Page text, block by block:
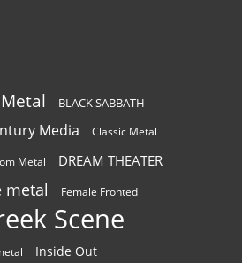
BLACK SABBATH
Media Classic Metal
Metal DREAM THEATER
metal Female Fronted
Scene
Inside Out